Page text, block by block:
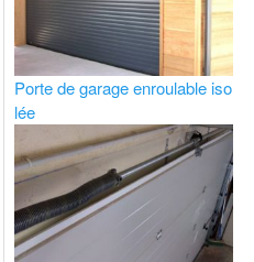
Porte de garage enroulable iso
lée